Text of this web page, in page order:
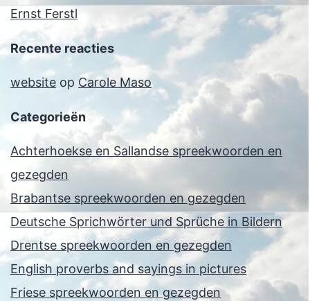
Ernst Ferstl
Recente reacties
website op Carole Maso
Categorieën
Achterhoekse en Sallandse spreekwoorden en
gezegden
Brabantse spreekwoorden en gezegden
Deutsche Sprichwörter und Sprüche in Bildern
Drentse spreekwoorden en gezegden
English proverbs and sayings in pictures
Friese spreekwoorden en gezegden